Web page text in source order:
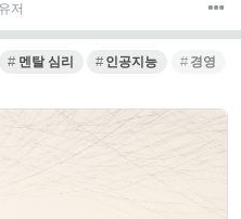
저
멘탈 심리 인공지능 경영